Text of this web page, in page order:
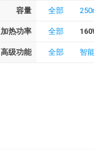
容量 全部
加热功率 全部
高级功能 全部 智